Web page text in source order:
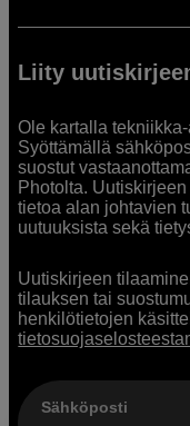
Liity
Ole kartalla
Syöttämällä
suostut
Photolta.
tietoa alan johtavien
uutuuksista sekä
Uutiskirjeen
tilauksen tai
henkilötietojen
Sähköposti